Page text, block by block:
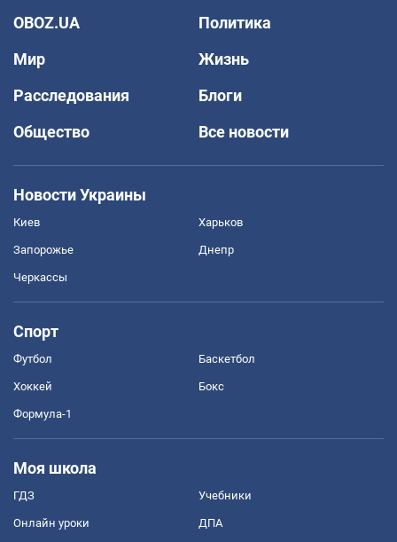
OBOZ.UA
Политика
Мир
Жизнь
Расследования
Блоги
Общество
Все новости
Новости Украины
Киев Харьков
Запорожье Днепр
Черкассы
Спорт
Футбол Баскетбол
Хоккей Бокс
Формула-1
Моя школа
ГДЗ Учебники
Онлайн уроки ДПА